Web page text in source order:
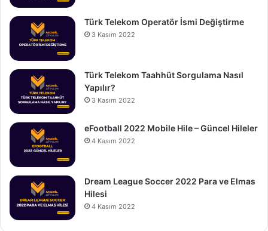
Türk Telekom Operatör İsmi Değiştirme
3 Kasım 2022
Türk Telekom Taahhüt Sorgulama Nasıl
Yapılır?
3 Kasım 2022
eFootball 2022 Mobile Hile – Güncel Hileler
4 Kasım 2022
Dream League Soccer 2022 Para ve Elmas
Hilesi
4 Kasım 2022